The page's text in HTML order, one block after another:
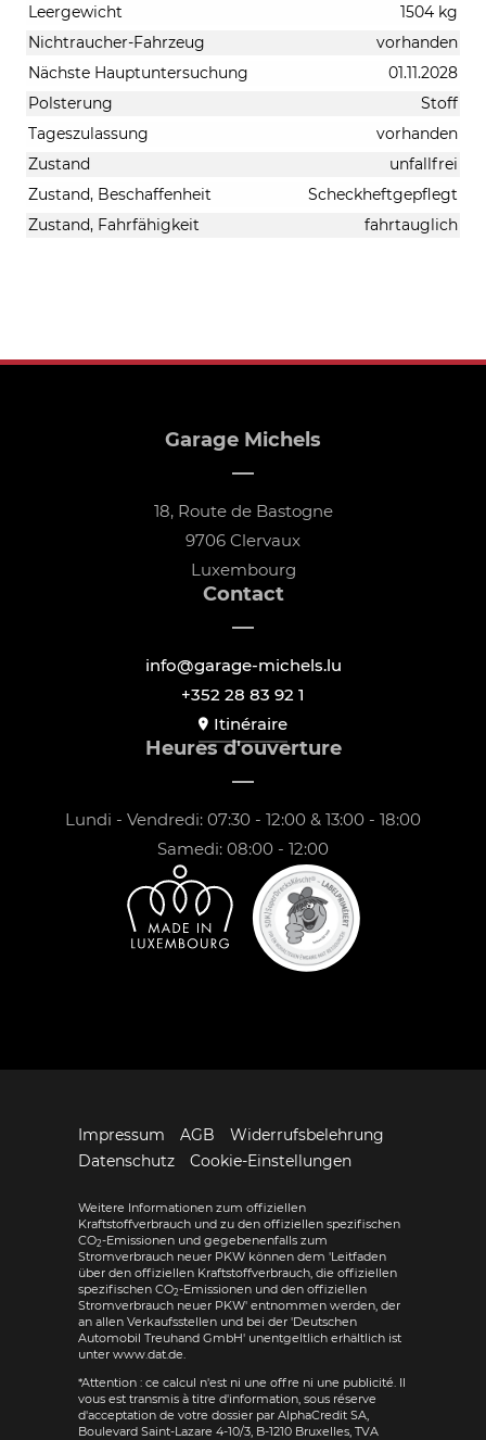
Leergewicht
1504 kg
Nichtraucher-Fahrzeug
vorhanden
Nächste Hauptuntersuchung
01.11.2028
Polsterung
Stoff
Tageszulassung
vorhanden
Zustand
unfallfrei
Zustand, Beschaffenheit
Scheckheftgepflegt
Zustand, Fahrfähigkeit
fahrtauglich
Garage Michels
18, Route de Bastogne
9706 Clervaux
Luxembourg
Contact
info@garage-michels.lu
+352 28 83 92 1
Itinéraire
Heures d'ouverture
Lundi - Vendredi: 07:30 - 12:00 & 13:00 - 18:00
Samedi: 08:00 - 12:00
Impressum AGB
Widerrufsbelehrung
Datenschutz
Cookie-Einstellungen
Weitere Informationen zum offiziellen
Kraftstoffverbrauch und zu den offiziellen spezifischen
CO2-Emissionen und gegebenenfalls zum
Stromverbrauch neuer PKW können dem 'Leitfaden
über den offiziellen Kraftstoffverbrauch, die offiziellen
spezifischen CO2-Emissionen und den offiziellen
Stromverbrauch neuer PKW' entnommen werden, der
an allen Verkaufsstellen und bei der 'Deutschen
Automobil Treuhand GmbH' unentgeltlich erhältlich ist
unter www.dat.de.
*Attention : ce calcul n'est ni une offre ni une publicité. Il
vous est transmis à titre d'information, sous réserve
d'acceptation de votre dossier par AlphaCredit SA,
Boulevard Saint-Lazare 4-10/3, B-1210 Bruxelles, TVA